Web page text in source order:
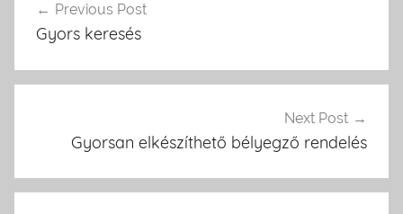
Bejegyzés
navigáció
Previous Post
Gyors keresés
Next Post
Gyorsan elkészíthető bélyegző rendelés